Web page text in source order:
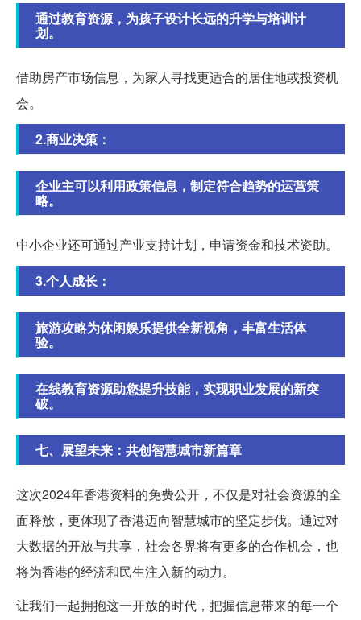
通过教育资源，为孩子设计长远的升学与培训计
划。
借助房产市场信息，为家人寻找更适合的居住地或投资机
会。
2.商业决策：
企业主可以利用政策信息，制定符合趋势的运营策
略。
中小企业还可通过产业支持计划，申请资金和技术资助。
3.个人成长：
旅游攻略为休闲娱乐提供全新视角，丰富生活体
验。
在线教育资源助您提升技能，实现职业发展的新突
破。
七、展望未来：共创智慧城市新篇章
这次2024年香港资料的免费公开，不仅是对社会资源的全
面释放，更体现了香港迈向智慧城市的坚定步伐。通过对
大数据的开放与共享，社会各界将有更多的合作机会，也
将为香港的经济和民生注入新的动力。
让我们一起拥抱这一开放的时代，把握信息带来的每一个